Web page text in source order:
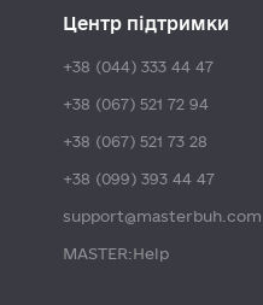
Центр підтримки
+38 (044) 333 44 47
+38 (067) 521 72 94
+38 (067) 521 73 28
+38 (099) 393 44 47
support@masterbuh.com
MASTER:Help